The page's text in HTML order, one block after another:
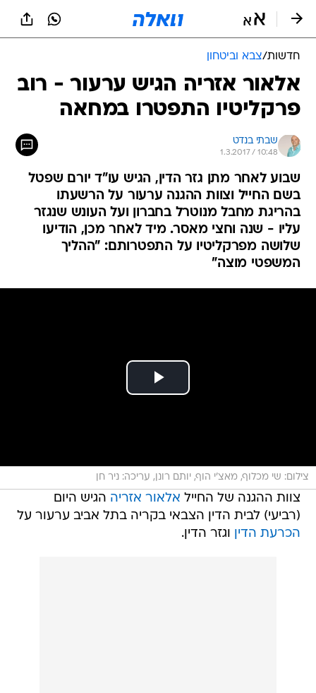
חדשות/צבא וביטחון
אלאור אזריה הגיש ערעור - רוב
פרקליטיו התפטרו במחאה
שבתי בנדט
1.3.2017 / 10:48
שבוע לאחר מתן גזר הדין, הגיש עו"ד יורם שפטל
בשם החייל וצוות ההגנה ערעור על הרשעתו
בהריגת מחבל מנוטרל בחברון ועל העונש שנגזר
עליו - שנה וחצי מאסר. מיד לאחר מכן, הודיעו
שלושה מפרקליטיו על התפטרותם: "ההליך
המשפטי מוצה"
צילום: שי מכלוף, מאצ'י הוף, יותם רונן, עריכה: ניר חן
צוות ההגנה של החייל אלאור אזריה הגיש היום
(רביעי) לבית הדין הצבאי בקריה בתל אביב ערעור על
הכרעת הדין וגזר הדין.